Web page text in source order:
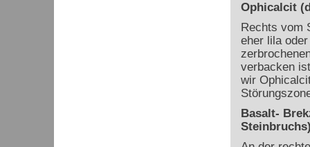
Ophicalcit
Rechts vom
eher lila
verbacken
wir
Basalt-